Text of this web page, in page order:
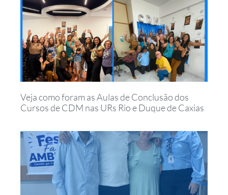
Veja como foram as Aulas de Conclusão dos
Cursos de CDM nas URs Rio e Duque de Caxias